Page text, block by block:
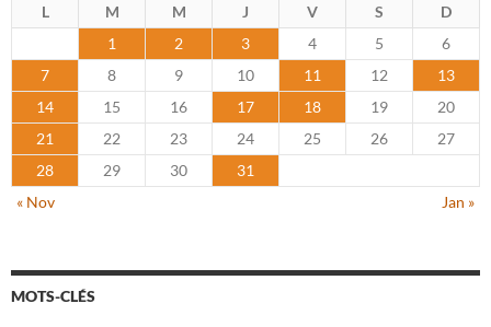
L M M J V S
D
1
2 3 4 5
6
7
8 9 10 11 12
13
14
15 16 17 18 19
20
21
22 23 24 25 26
27
28
29 30
31
« Nov
Jan »
MOTS-CLÉS